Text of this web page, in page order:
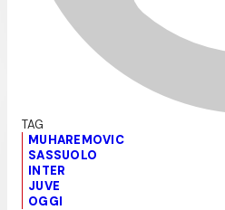
MUHAREMOVIC
SASSUOLO
INTER
JUVE
OGGI